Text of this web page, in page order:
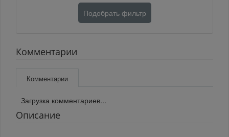
Подобрать фильтр
Комментарии
Комментарии
Загрузка комментариев...
Описание